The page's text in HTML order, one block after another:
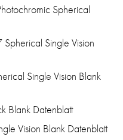
Spherical
Single Vision
Single Vision Blank
Blank Datenblatt
Vision Blank Datenblatt